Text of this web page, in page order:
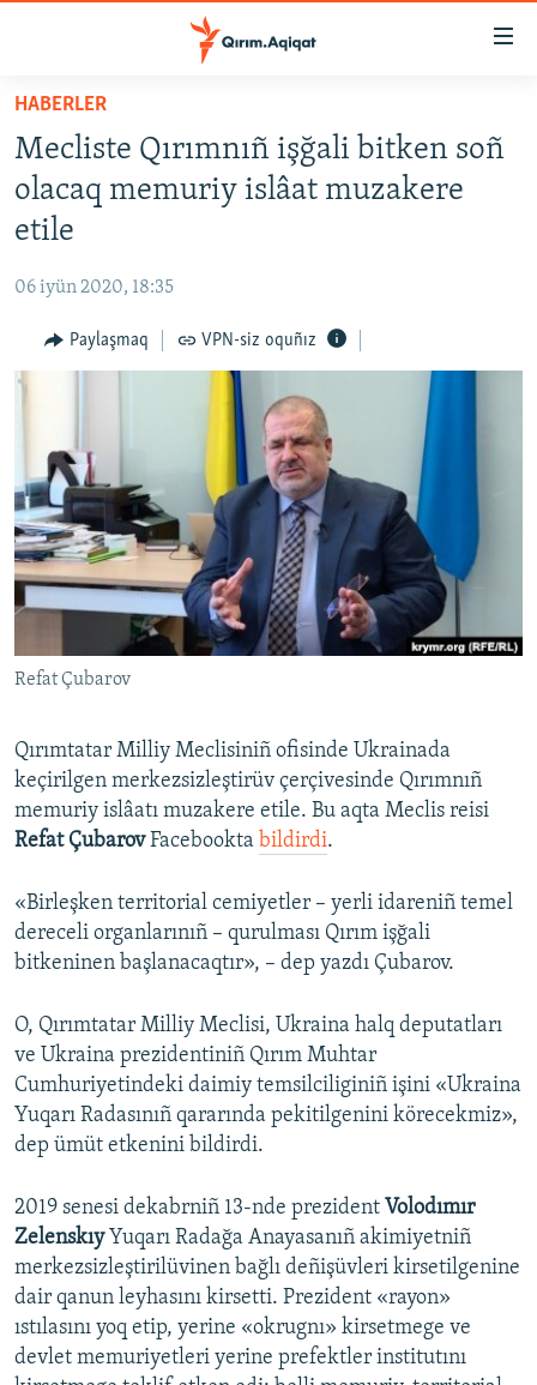
Esas
qaytmaq
Baş
navigatsiyağa
qaytmaq
Qıdıruvğa
qaytmaq
HABERLER
SİYASET
İQTİSADİYAT
MEDENİYET
İNSAN AQLARI
VİDEO
BLOGLAR
FİKİR
Русский
Українською
QOŞULIÑIZ!
RFE/RS bütün saytları
HABERLER
Mecliste Qırımnıñ işğali bitken soñ
olacaq memuriy islâat muzakere
etile
06 iyün 2020, 18:35
Paylaşmaq VPN-siz oquñız
Refat Çubarov
Qırımtatar Milliy Meclisiniñ ofisinde Ukrainada
keçirilgen merkezsizleştirüv çerçivesinde Qırımnıñ
memuriy islâatı muzakere etile. Bu aqta Meclis reisi
Refat ÇubarovFacebookta bildirdi.
«Birleşken territorial cemiyetler – yerli idareniñ temel
dereceli organlarınıñ – qurulması Qırım işğali
bitkeninen başlanacaqtır», – dep yazdı Çubarov.
O, Qırımtatar Milliy Meclisi, Ukraina halq deputatları
ve Ukraina prezidentiniñ Qırım Muhtar
Cumhuriyetindeki daimiy temsilciliginiñ işini «Ukraina
Yuqarı Radasınıñ qararında pekitilgenini körecekmiz»,
dep ümüt etkenini bildirdi.
2019 senesi dekabrniñ 13-nde prezident Volodımır
Zelenskıy Yuqarı Radağa Anayasanıñ akimiyetniñ
merkezsizleştirilüvinen bağlı deñişüvleri kirsetilgenine
dair qanun leyhasını kirsetti. Prezident «rayon»
ıstılasını yoq etip, yerine «okrugnı» kirsetmege ve
devlet memuriyetleri yerine prefektler institutını